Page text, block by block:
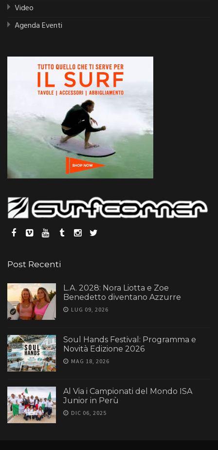
Video
Agenda Eventi
Post Recenti
L.A. 2028: Nora Liotta e Zoe
Benedetto diventano Azzurre
LUG 09, 2026
Soul Hands Festival: Programma e
Novità Edizione 2026
MAG 18, 2026
Al Via i Campionati del Mondo ISA
Junior in Perù
DIC 06, 2025